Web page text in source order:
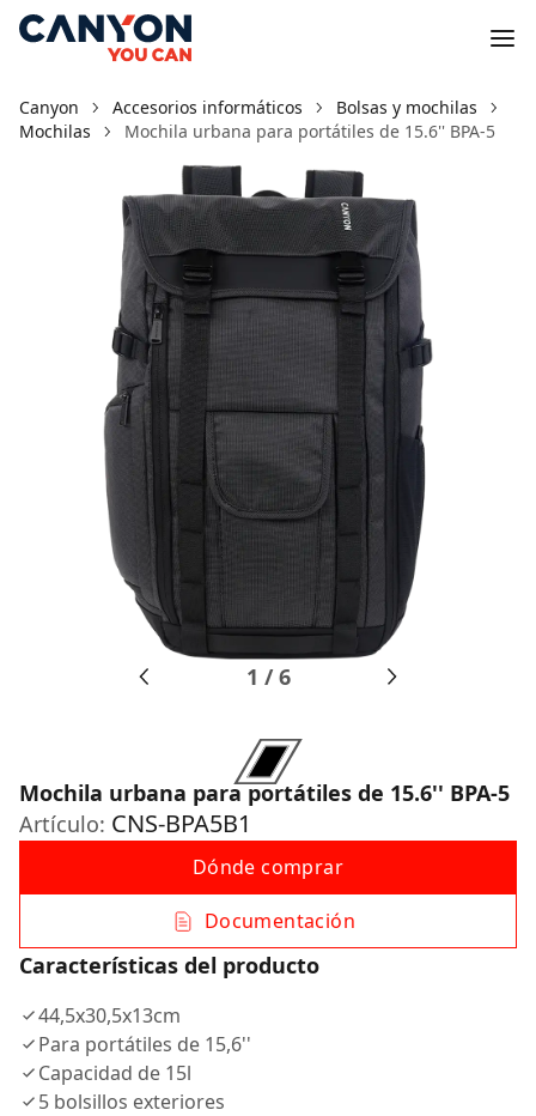
Canyon Accesorios informáticos
Bolsas y mochilas
Mochilas
Mochila urbana para portátiles de 15.6'' BPA-5
1 /6
Mochila urbana para portátiles de 15.6'' BPA-5
Artículo: CNS-BPA5B1
Dónde comprar
Documentación
Características del producto
44,5x30,5x13cm
Para portátiles de 15,6''
Capacidad de 15l
5 bolsillos exteriores